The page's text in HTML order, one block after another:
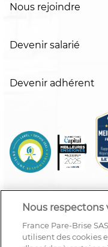
Nous rejoindre
Devenir salarié
Devenir adhérent
Nous respectons
France Pare-Brise
utilisent des cookies